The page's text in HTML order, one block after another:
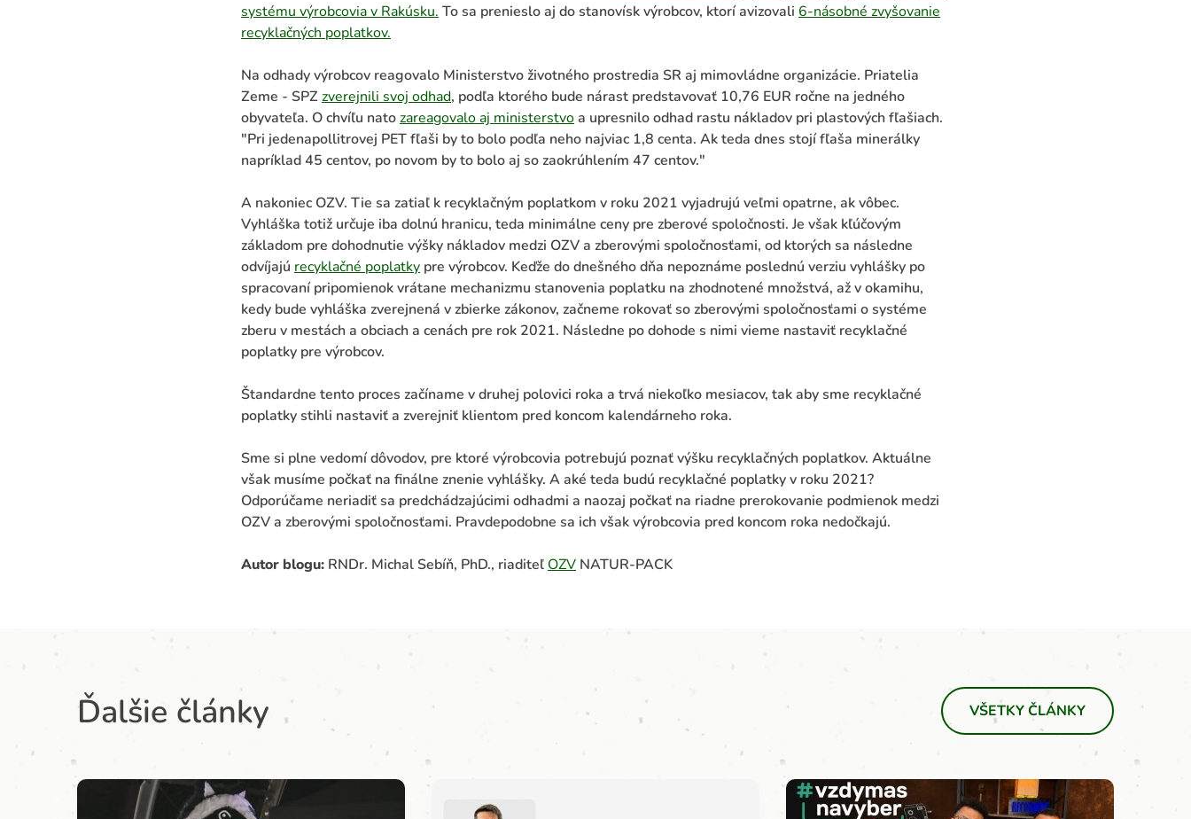
systému výrobcovia v Rakúsku. To sa prenieslo aj do stanovísk výrobcov, ktorí avizovali 6-násobné zvyšovanie
recyklačných poplatkov.
Na odhady výrobcov reagovalo Ministerstvo životného prostredia SR aj mimovládne organizácie. Priatelia
Zeme - SPZzverejnili svoj odhad, podľa ktorého bude nárast predstavovať 10,76 EUR ročne na jedného
obyvateľa. O chvíľu natozareagovalo aj ministerstvoa upresnilo odhad rastu nákladov pri plastových fľašiach.
"Pri jedenapollitrovej PET fľaši by to bolo podľa neho najviac 1,8 centa. Ak teda dnes stojí fľaša minerálky
napríklad 45 centov, po novom by to bolo aj so zaokrúhlením 47 centov."
A nakoniec OZV. Tie sa zatiaľ k recyklačným poplatkom v roku 2021 vyjadrujú veľmi opatrne, ak vôbec.
Vyhláška totiž určuje iba dolnú hranicu, teda minimálne ceny pre zberové spoločnosti. Je však kľúčovým
základom pre dohodnutie výšky nákladov medzi OZV a zberovými spoločnosťami, od ktorých sa následne
odvíjajú recyklačné poplatky pre výrobcov. Keďže do dnešného dňa nepoznáme poslednú verziu vyhlášky po
spracovaní pripomienok vrátane mechanizmu stanovenia poplatku na zhodnotené množstvá, až v okamihu,
kedy bude vyhláška zverejnená v zbierke zákonov, začneme rokovať so zberovými spoločnosťami o systéme
zberu v mestách a obciach a cenách pre rok 2021. Následne po dohode s nimi vieme nastaviť recyklačné
poplatky pre výrobcov.
Štandardne tento proces začíname v druhej polovici roka a trvá niekoľko mesiacov, tak aby sme recyklačné
poplatky stihli nastaviť a zverejniť klientom pred koncom kalendárneho roka.
Sme si plne vedomí dôvodov, pre ktoré výrobcovia potrebujú poznať výšku recyklačných poplatkov. Aktuálne
však musíme počkať na finálne znenie vyhlášky. A aké teda budú recyklačné poplatky v roku 2021?
Odporúčame neriadiť sa predchádzajúcimi odhadmi a naozaj počkať na riadne prerokovanie podmienok medzi
OZV a zberovými spoločnosťami. Pravdepodobne sa ich však výrobcovia pred koncom roka nedočkajú.
Autor blogu: RNDr. Michal Sebíň, PhD., riaditeľ OZV NATUR-PACK
Ďalšie články VŠETKY ČLÁNKY